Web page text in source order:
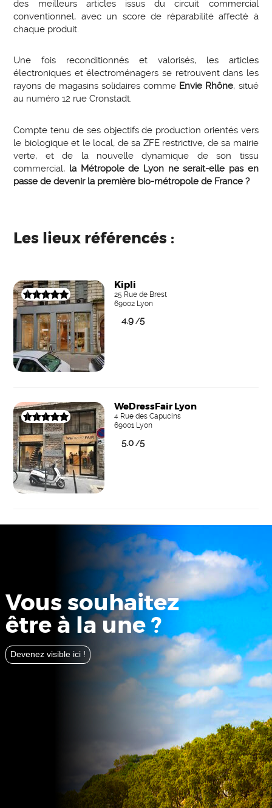
des meilleurs articles issus du circuit commercial
conventionnel, avec un score de réparabilité affecté à
chaque produit.
Une fois reconditionnés et valorisés, les articles
électroniques et électroménagers se retrouvent dans les
rayons de magasins solidaires comme Envie Rhône, situé
au numéro 12 rue Cronstadt.
Compte tenu de ses objectifs de production orientés vers
le biologique et le local, de sa ZFE restrictive, de sa mairie
verte, et de la nouvelle dynamique de son tissu
commercial, la Métropole de Lyon ne serait-elle pas en
passe de devenir la première bio-métropole de France ?
Les lieux référencés :
Kipli
25 Rue de Brest
69002 Lyon
4.9 /5
WeDressFair Lyon
4 Rue des Capucins
69001 Lyon
5.0 /5
Vous souhaitez
être à la une ?
Devenez visible ici !